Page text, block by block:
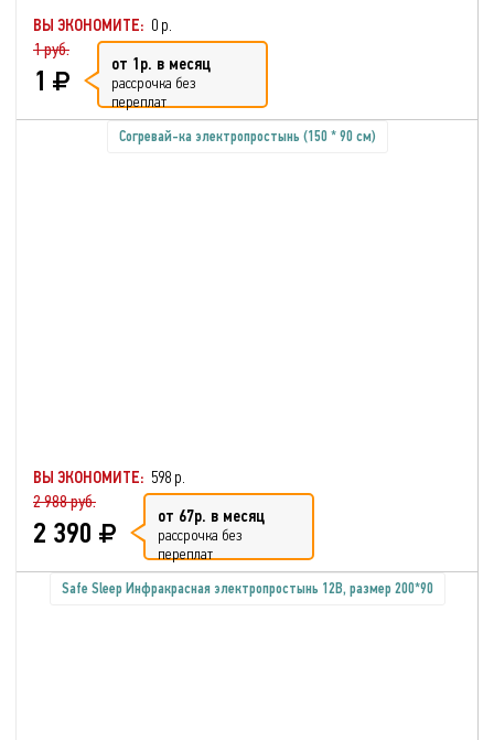
ВЫ ЭКОНОМИТЕ: 0 р.
1 руб.
1 от 1р. в месяц
рассрочка без
переплат
Согревай-ка электропростынь (150 * 90 см)
ВЫ ЭКОНОМИТЕ: 598 р.
2 988 руб.
2 390 от 67р. в месяц
рассрочка без
переплат
Safe Sleep Инфракрасная электропростынь 12В, размер 200*90